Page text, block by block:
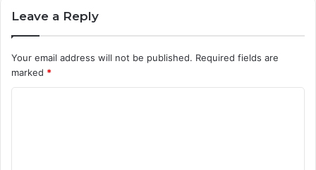
Leave a Reply
Your email address will not be published. Required fields are
marked *